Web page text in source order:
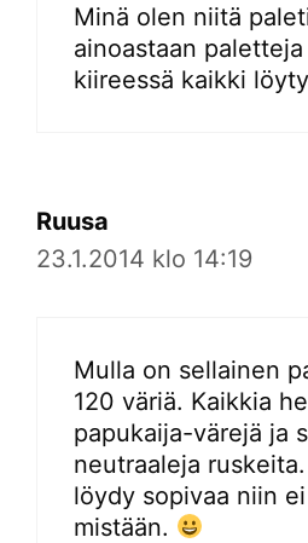
Minä olen niitä
ainoastaan
kiireessä kaikki
Ruusa
23.1.2014 klo 14:19
Mulla on sellainen
120 väriä. Kaikkia
papukaija-värejä ja
neutraaleja
löydy sopivaa niin
mistään.